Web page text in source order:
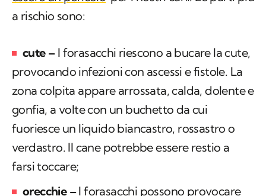
a rischio sono:
cute –I forasacchi riescono a bucare la cute,
provocando infezioni con ascessi e fistole. La
zona colpita appare arrossata, calda, dolente e
gonfia, a volte con un buchetto da cui
fuoriesce un liquido biancastro, rossastro o
verdastro. Il cane potrebbe essere restio a
farsi toccare;
orecchie –I forasacchi possono provocare